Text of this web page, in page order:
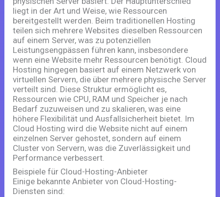
liegt in der Art und Weise, wie Ressourcen
bereitgestellt werden. Beim traditionellen Hosting
teilen sich mehrere Websites dieselben Ressourcen
auf einem Server, was zu potenziellen
Leistungsengpässen führen kann, insbesondere
wenn eine Website mehr Ressourcen benötigt. Cloud
Hosting hingegen basiert auf einem Netzwerk von
virtuellen Servern, die über mehrere physische Server
verteilt sind. Diese Struktur ermöglicht es,
Ressourcen wie CPU, RAM und Speicher je nach
Bedarf zuzuweisen und zu skalieren, was eine
höhere Flexibilität und Ausfallsicherheit bietet. Im
Cloud Hosting wird die Website nicht auf einem
einzelnen Server gehostet, sondern auf einem
Cluster von Servern, was die Zuverlässigkeit und
Performance verbessert.
Beispiele für Cloud-Hosting-Anbieter
Einige bekannte Anbieter von Cloud-Hosting-
Diensten sind: